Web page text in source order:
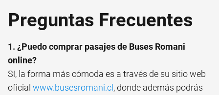
Preguntas Frecuentes
1. ¿Puedo comprar pasajes de Buses Romani
online?
Sí, la forma más cómoda es a través de su sitio web
oficial www.busesromani.cl, donde además podrás